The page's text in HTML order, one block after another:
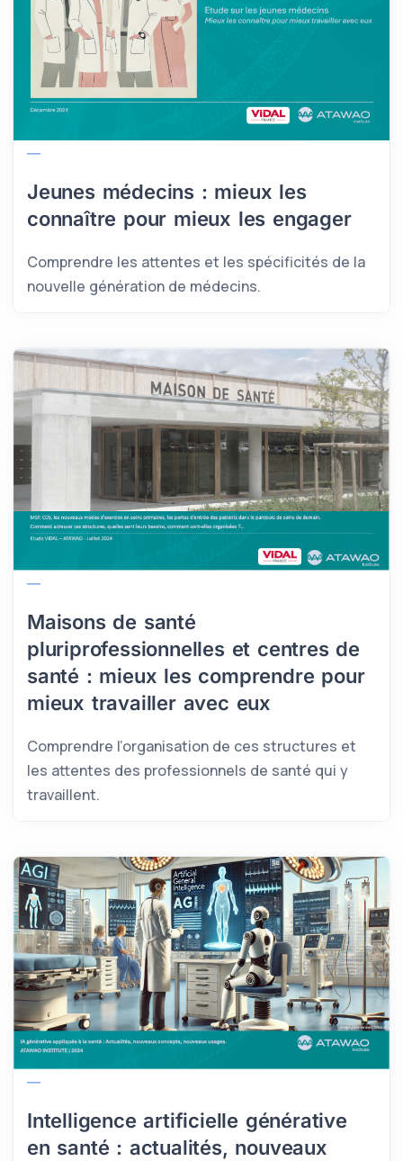
Jeunes médecins : mieux les
connaître pour mieux les engager
Comprendre les attentes et les spécificités de la
nouvelle génération de médecins.
Maisons de santé
pluriprofessionnelles et centres de
santé : mieux les comprendre pour
mieux travailler avec eux
Comprendre l’organisation de ces structures et
les attentes des professionnels de santé qui y
travaillent.
Intelligence artificielle générative
en santé : actualités, nouveaux